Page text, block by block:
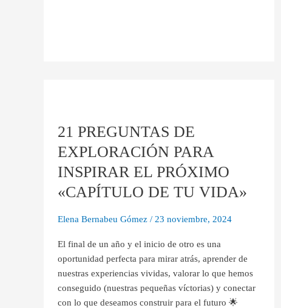
21 PREGUNTAS DE
EXPLORACIÓN PARA
INSPIRAR EL PRÓXIMO
«CAPÍTULO DE TU VIDA»
Elena Bernabeu Gómez / 23 noviembre, 2024
El final de un año y el inicio de otro es una
oportunidad perfecta para mirar atrás, aprender de
nuestras experiencias vividas, valorar lo que hemos
conseguido (nuestras pequeñas víctorias) y conectar
con lo que deseamos construir para el futuro 🌟
DE
PARA
INSPIRAR
EL
«CAPÍTULO
TU
VIDA»